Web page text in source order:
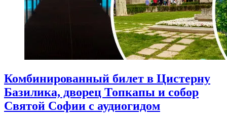
Комбинированный билет в Цистерну
Базилика, дворец Топкапы и собор
Святой Софии с аудиогидом